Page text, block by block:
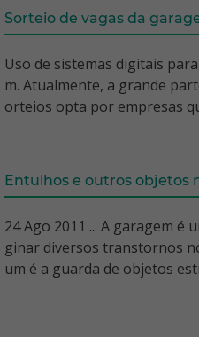
Sorteio de vagas da
Uso de sistemas digitais
m. Atualmente, a grande
orteios opta por empresas
Entulhos e outros objetos
24 Ago 2011 ... A garagem é
ginar diversos transtornos
um é a guarda de objetos